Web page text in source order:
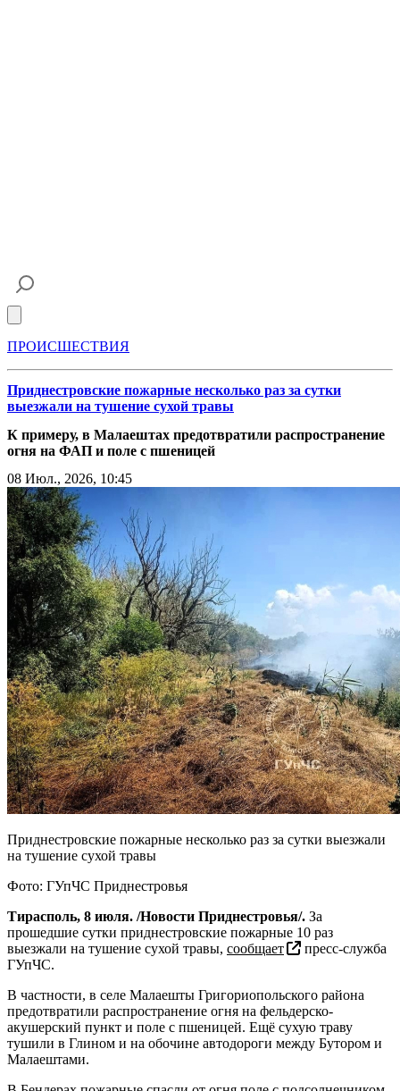
ПРОИСШЕСТВИЯ
Приднестровские пожарные несколько раз за сутки
выезжали на тушение сухой травы
К примеру, в Малаештах предотвратили распространение
огня на ФАП и поле с пшеницей
08 Июл., 2026, 10:45
Приднестровские пожарные несколько раз за сутки выезжали
на тушение сухой травы
Фото: ГУпЧС Приднестровья
Тирасполь, 8 июля. /Новости Приднестровья/. За
прошедшие сутки приднестровские пожарные 10 раз
выезжали на тушение сухой травы, сообщает
пресс-служба
ГУпЧС.
В частности, в селе Малаешты Григориопольского района
предотвратили распространение огня на фельдерско-
акушерский пункт и поле с пшеницей. Ещё сухую траву
тушили в Глином и на обочине автодороги между Бутором и
Малаештами.